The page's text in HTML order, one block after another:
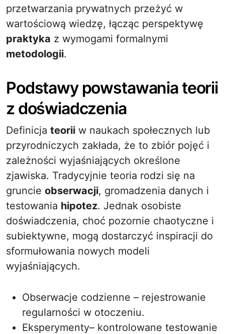
przetwarzania prywatnych przeżyć w
wartościową wiedzę, łącząc perspektywę
praktyka z wymogami formalnymi
metodologii.
Podstawy powstawania teorii
z doświadczenia
Definicja teorii w naukach społecznych lub
przyrodniczych zakłada, że to zbiór pojęć i
zależności wyjaśniających określone
zjawiska. Tradycyjnie teoria rodzi się na
gruncie obserwacji, gromadzenia danych i
testowania hipotez. Jednak osobiste
doświadczenia, choć pozornie chaotyczne i
subiektywne, mogą dostarczyć inspiracji do
sformułowania nowych modeli
wyjaśniających.
Obserwacje codzienne – rejestrowanie
regularności w otoczeniu.
Eksperymenty– kontrolowane testowanie